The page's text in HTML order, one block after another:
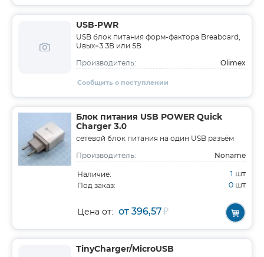
USB-PWR
USB блок питания форм-фактора Breaboard,
Uвых=3.3В или 5В
Производитель: Olimex
Сообщить о поступлении
Блок питания USB POWER Quick
Charger 3.0
сетевой блок питания на один USB разъём
Производитель: Noname
Наличие: 1 шт
Под заказ: 0 шт
Цена от: от 396,57₽
TinyCharger/MicroUSB